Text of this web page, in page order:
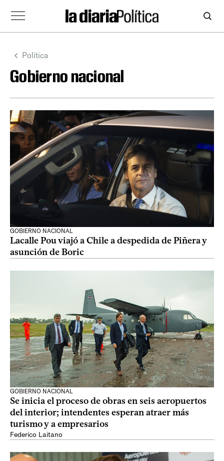
Política
Gobierno nacional
GOBIERNO NACIONAL
Lacalle Pou viajó a Chile a despedida de Piñera y
asunción de Boric
GOBIERNO NACIONAL
Se inicia el proceso de obras en seis aeropuertos
del interior; intendentes esperan atraer más
turismo y a empresarios
Federico Laitano